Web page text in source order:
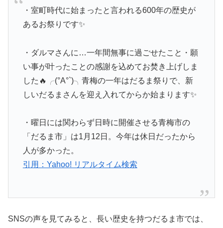
・室町時代に始まったと言われる600年の歴史が
あるお祭りです✨
・ダルマさんに…一年間無事に過ごせたこと・願
い事が叶ったことの感謝を込めてお焚き上げしま
した🔥╭(°A°`)╮青梅の一年はだるま祭りで、新
しいだるまさんを迎え入れてからか始まります✨
・曜日には関わらず日時に開催させる青梅市の
「だるま市」は1月12日。今年は休日だったから
人が多かった。
引用：Yahoo! リアルタイム検索
SNSの声を見てみると、長い歴史を持つだるま市では、